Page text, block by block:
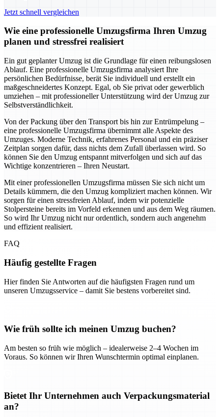
Jetzt schnell vergleichen
Wie eine professionelle Umzugsfirma Ihren Umzug
planen und stressfrei realisiert
Ein gut geplanter Umzug ist die Grundlage für einen reibungslosen
Ablauf. Eine professionelle Umzugsfirma analysiert Ihre
persönlichen Bedürfnisse, berät Sie individuell und erstellt ein
maßgeschneidertes Konzept. Egal, ob Sie privat oder gewerblich
umziehen – mit professioneller Unterstützung wird der Umzug zur
Selbstverständlichkeit.
Von der Packung über den Transport bis hin zur Entrümpelung –
eine professionelle Umzugsfirma übernimmt alle Aspekte des
Umzuges. Moderne Technik, erfahrenes Personal und ein präziser
Zeitplan sorgen dafür, dass nichts dem Zufall überlassen wird. So
können Sie den Umzug entspannt mitverfolgen und sich auf das
Wichtige konzentrieren – Ihren Neustart.
Mit einer professionellen Umzugsfirma müssen Sie sich nicht um
Details kümmern, die den Umzug kompliziert machen können. Wir
sorgen für einen stressfreien Ablauf, indem wir potenzielle
Stolpersteine bereits im Vorfeld erkennen und aus dem Weg räumen.
So wird Ihr Umzug nicht nur ordentlich, sondern auch angenehm
und effizient realisiert.
FAQ
Häufig gestellte Fragen
Hier finden Sie Antworten auf die häufigsten Fragen rund um
unseren Umzugsservice – damit Sie bestens vorbereitet sind.
Wie früh sollte ich meinen Umzug buchen?
Am besten so früh wie möglich – idealerweise 2–4 Wochen im
Voraus. So können wir Ihren Wunschtermin optimal einplanen.
Bietet Ihr Unternehmen auch Verpackungsmaterial
an?